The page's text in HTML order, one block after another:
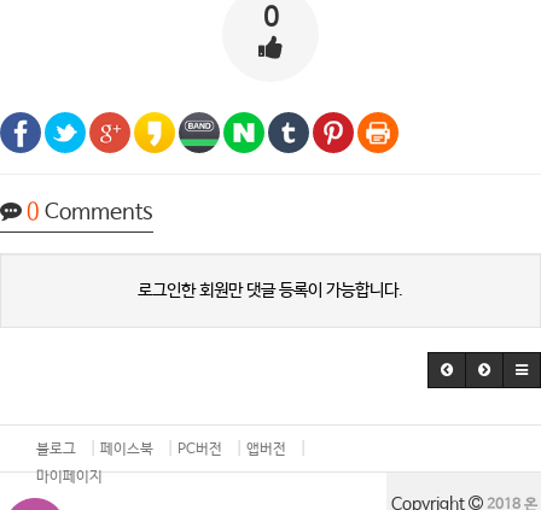
0
0 Comments
로그인한 회원만 댓글 등록이 가능합니다.
블로그 페이스북 PC버전
앱버전
마이페이지
Copyright 2018 온